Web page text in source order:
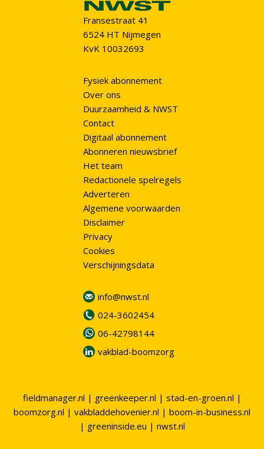
Fransestraat 41
6524 HT Nijmegen
KvK 10032693
Fysiek abonnement
Over ons
Duurzaamheid & NWST
Contact
Digitaal abonnement
Abonneren nieuwsbrief
Het team
Redactionele spelregels
Adverteren
Algemene voorwaarden
Disclaimer
Privacy
Cookies
Verschijningsdata
info@nwst.nl
024-3602454
06-42798144
vakblad-boomzorg
fieldmanager.nl | greenkeeper.nl | stad-en-groen.nl |
boomzorg.nl | vakbladdehovenier.nl | boom-in-business.nl
| greeninside.eu | nwst.nl